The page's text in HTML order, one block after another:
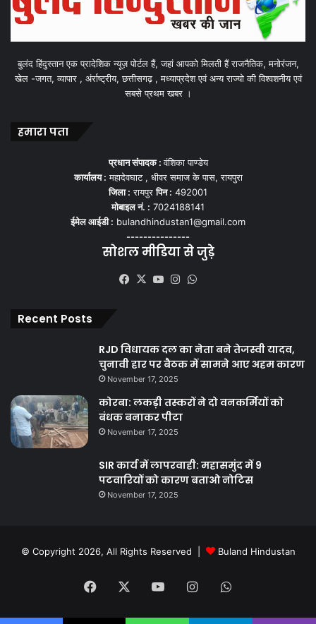
बुलंद हिंदुस्तान एक प्रादेशिक न्यूज़ पोर्टल हैं, जहां आपको मिलती हैं राजनैतिक, मनोरंजन,
खेल -जगत, व्यापार , अंर्राष्ट्रीय, छत्तीसगढ़ , मध्याप्रदेश एवं अन्य राज्यो की विश्वशनीय एवं
सबसे प्रथम खबर ।
हमारा पता
प्रधान संपादक :वंशिका पाण्डेय
कार्यालय : महादेवघाट , धीवर समाज के पास, रायपुरा
जिला : रायपुरपिन : 492001
मोबाइल नं. : 7024188141
ईमेल आईडी : bulandhindustan1@gmail.com
---------------
सोशल मीडिया से जुड़े
Facebook
X YouTubeInstagram
Recent Posts
RJD विधायक दल का नेता बने तेजस्वी यादव,
चुनावी हार पर बैठक में सामने आए अहम कारण
November 17, 2025
कोरबा: लकड़ी तस्करों ने दो वनकर्मियों को
बंधक बनाकर पीटा
November 17, 2025
SIR कार्य में लापरवाही: महासमुंद में 9
पटवारियों को कारण बताओ नोटिस
November 17, 2025
© Copyright 2026, All Rights Reserved | Buland Hindustan
Facebook YouTubeInstagramWhatsApp